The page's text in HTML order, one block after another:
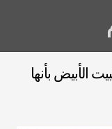
الأبيض بأنها